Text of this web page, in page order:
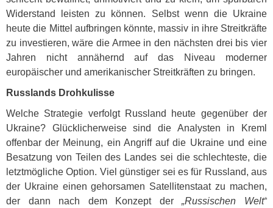
Widerstand leisten zu können. Selbst wenn die Ukraine
heute die Mittel aufbringen könnte, massiv in ihre Streitkräfte
zu investieren, wäre die Armee in den nächsten drei bis vier
Jahren nicht annähernd auf das Niveau moderner
europäischer und amerikanischer Streitkräften zu bringen.
Russlands Drohkulisse
Welche Strategie verfolgt Russland heute gegenüber der
Ukraine? Glücklicherweise sind die Analysten in Kreml
offenbar der Meinung, ein Angriff auf die Ukraine und eine
Besatzung von Teilen des Landes sei die schlechteste, die
letztmögliche Option. Viel günstiger sei es für Russland, aus
der Ukraine einen gehorsamen Satellitenstaat zu machen,
der dann nach dem Konzept der„Russischen Welt“